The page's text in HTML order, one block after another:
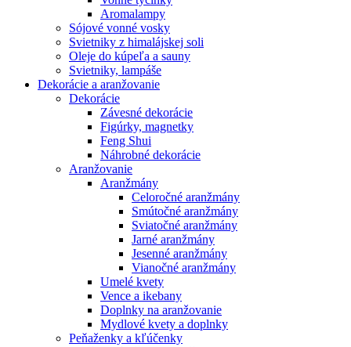
Aromalampy
Sójové vonné vosky
Svietniky z himalájskej soli
Oleje do kúpeľa a sauny
Svietniky, lampáše
Dekorácie a aranžovanie
Dekorácie
Závesné dekorácie
Figúrky, magnetky
Feng Shui
Náhrobné dekorácie
Aranžovanie
Aranžmány
Celoročné aranžmány
Smútočné aranžmány
Sviatočné aranžmány
Jarné aranžmány
Jesenné aranžmány
Vianočné aranžmány
Umelé kvety
Vence a ikebany
Doplnky na aranžovanie
Mydlové kvety a doplnky
Peňaženky a kľúčenky